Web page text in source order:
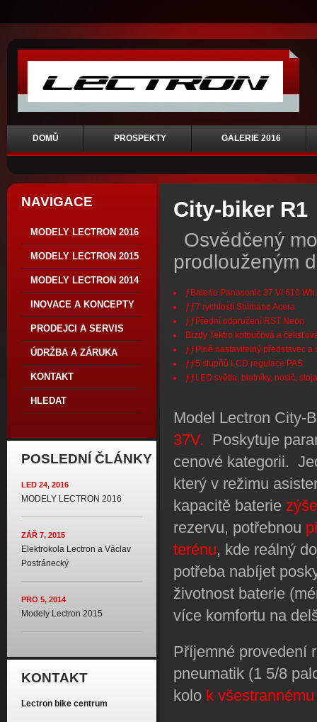
DOMŮ PROSPEKTY GALERIE 2016
NAVIGACE
MODELY LECTRON 2016
MODELY LECTRON 2015
MODELY LECTRON 2014
INOVACE A KONCEPTY
PRODEJCI A SERVIS
ÚDRŽBA A ZÁRUKA
KONTAKT
HLEDAT
POSLEDNÍ ČLÁNKY
LED 24, 2016
MODELY LECTRON 2016
ZÁŘ 7, 2015
Elektrokola Lectron a Václav
Postránecký
PRO 5, 2014
Modely Lectron 2015
KONTAKT
Lectron bike centrum
City-biker R1
Osvědčený
prodlouženým
ƒBaterie Panasonic 37 V/ 610
ƒƒ7 rychlostí Shimano Acera
ƒƒPřední odpružení RST Neon
Brzdy Tektro kotoučová a
ƒƒPlně nastavitelný představec a
ƒƒ5 stupňů LCD regulace PAS
ƒƒLED světla, blatníky, nosič,
Model Lectron City-
37V. Poskytuje
cenové kategorii.
který v režimu
kapacitě baterie
rezervu, potřebnou
terénu, kde reálný
potřeba nabíjet
životnost baterie
více komfortu na
Příjemné provedení
pneumatik (1 5/8
kolo k